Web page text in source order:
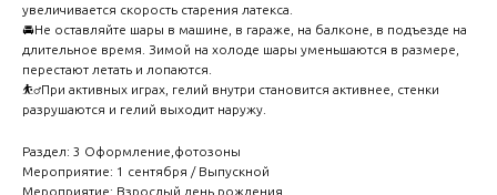
увеличивается скорость старения латекса.
🚘Не оставляйте шары в машине, в гараже, на балконе, в подъезде на
длительное время. Зимой на холоде шары уменьшаются в размере,
перестают летать и лопаются.
⛹️‍♂️При активных играх, гелий внутри становится активнее, стенки
разрушаются и гелий выходит наружу.
Раздел: 3 Оформление,фотозоны
Мероприятие: 1 сентября / Выпускной
Мероприятие: Взрослый день рождения